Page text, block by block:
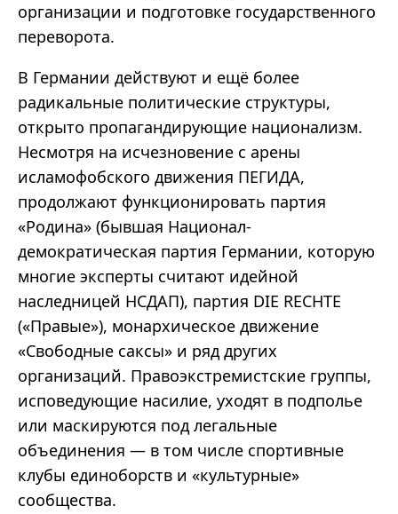
организации и подготовке государственного
переворота.
В Германии действуют и ещё более
радикальные политические структуры,
открыто пропагандирующие национализм.
Несмотря на исчезновение с арены
исламофобского движения ПЕГИДА,
продолжают функционировать партия
«Родина» (бывшая Национал-
демократическая партия Германии, которую
многие эксперты считают идейной
наследницей НСДАП), партия DIE RECHTE
(«Правые»), монархическое движение
«Свободные саксы» и ряд других
организаций. Правоэкстремистские группы,
исповедующие насилие, уходят в подполье
или маскируются под легальные
объединения — в том числе спортивные
клубы единоборств и «культурные»
сообщества.